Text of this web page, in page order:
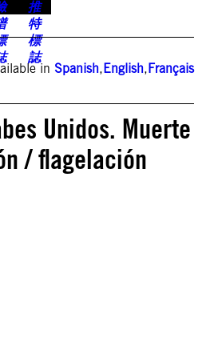
in Spanish,English,Français
Unidos. Muerte
/ flagelación